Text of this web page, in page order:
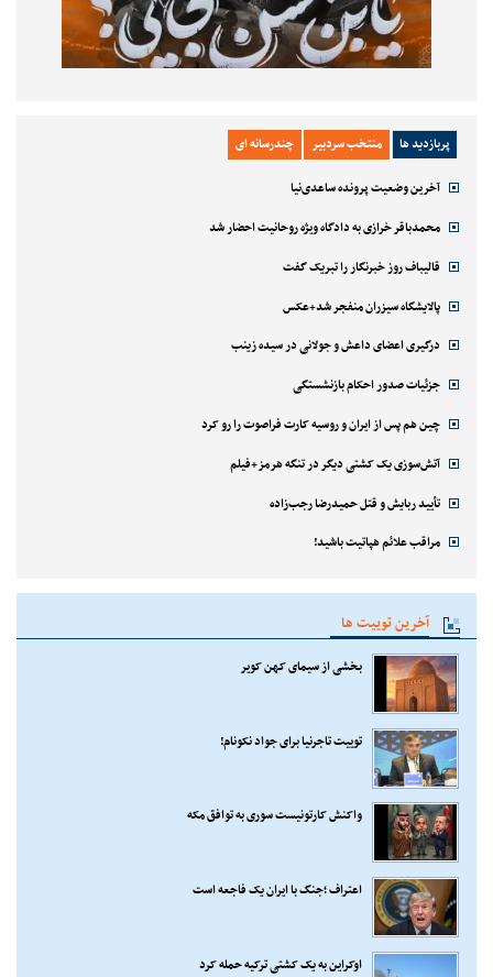
پربازدید ها منتخب سردبیر چندرسانه ای
آخرین وضعیت پرونده ساعدی‌نیا
محمدباقر خرازی به دادگاه ویژه روحانیت احضار شد
قالیباف روز خبرنگار را تبریک گفت
پالایشگاه سیزران منفجر شد+عکس
درگیری اعضای داعش و جولانی در سیده زینب
جزئیات صدور احکام بازنشستگی
چین هم پس از ایران و روسیه کارت فراصوت را رو کرد
آتش‌سوزی یک کشتی دیگر در تنگه هرمز+فیلم
تأیید ربایش و قتل حمیدرضا رجب‌زاده
مراقب علائم هپاتیت باشید!
آخرین توییت ها
بخشی از سیمای کهن کویر
توییت تاجرنیا برای جواد نکونام!
واکنش کارتونیست سوری به توافق مکه
اعتراف ؛جنگ با ایران یک فاجعه است
اوکراین به یک کشتی ترکیه حمله کرد